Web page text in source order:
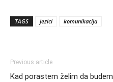
TAGS jezici komunikacija
Previous article
Kad porastem želim da budem